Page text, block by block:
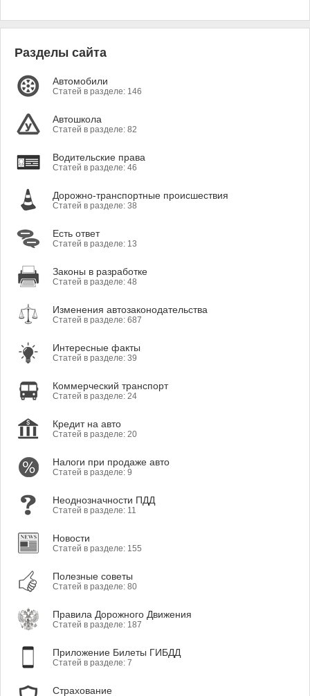
Разделы сайта
Автомобили
Статей в разделе: 146
Автошкола
Статей в разделе: 82
Водительские права
Статей в разделе: 46
Дорожно-транспортные происшествия
Статей в разделе: 38
Есть ответ
Статей в разделе: 13
Законы в разработке
Статей в разделе: 48
Изменения автозаконодательства
Статей в разделе: 687
Интересные факты
Статей в разделе: 39
Коммерческий транспорт
Статей в разделе: 24
Кредит на авто
Статей в разделе: 20
Налоги при продаже авто
Статей в разделе: 9
Неоднозначности ПДД
Статей в разделе: 11
Новости
Статей в разделе: 155
Полезные советы
Статей в разделе: 80
Правила Дорожного Движения
Статей в разделе: 187
Приложение Билеты ГИБДД
Статей в разделе: 7
Страхование